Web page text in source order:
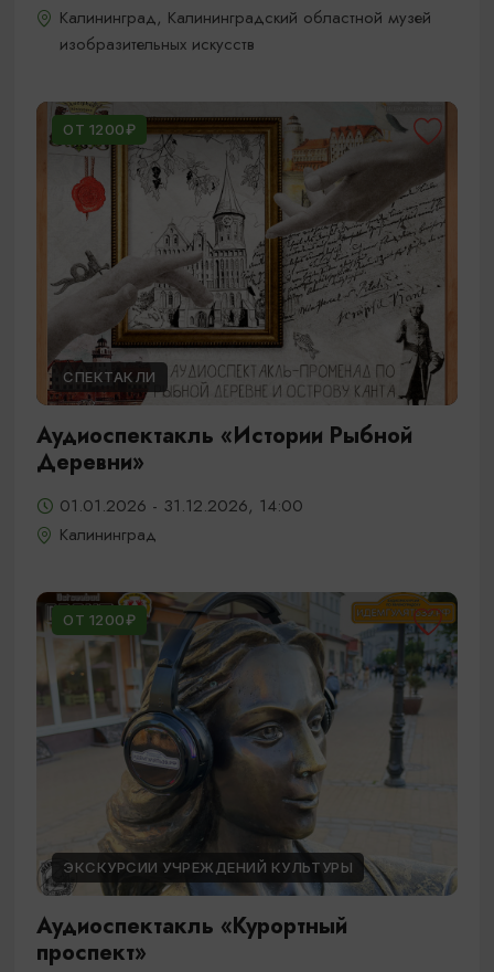
Калининград, Калининградский областной музей
изобразительных искусств
ОТ 1200₽
СПЕКТАКЛИ
Аудиоспектакль «Истории Рыбной
Деревни»
01.01.2026 - 31.12.2026, 14:00
Калининград
ОТ 1200₽
ЭКСКУРСИИ УЧРЕЖДЕНИЙ КУЛЬТУРЫ
Аудиоспектакль «Курортный
проспект»